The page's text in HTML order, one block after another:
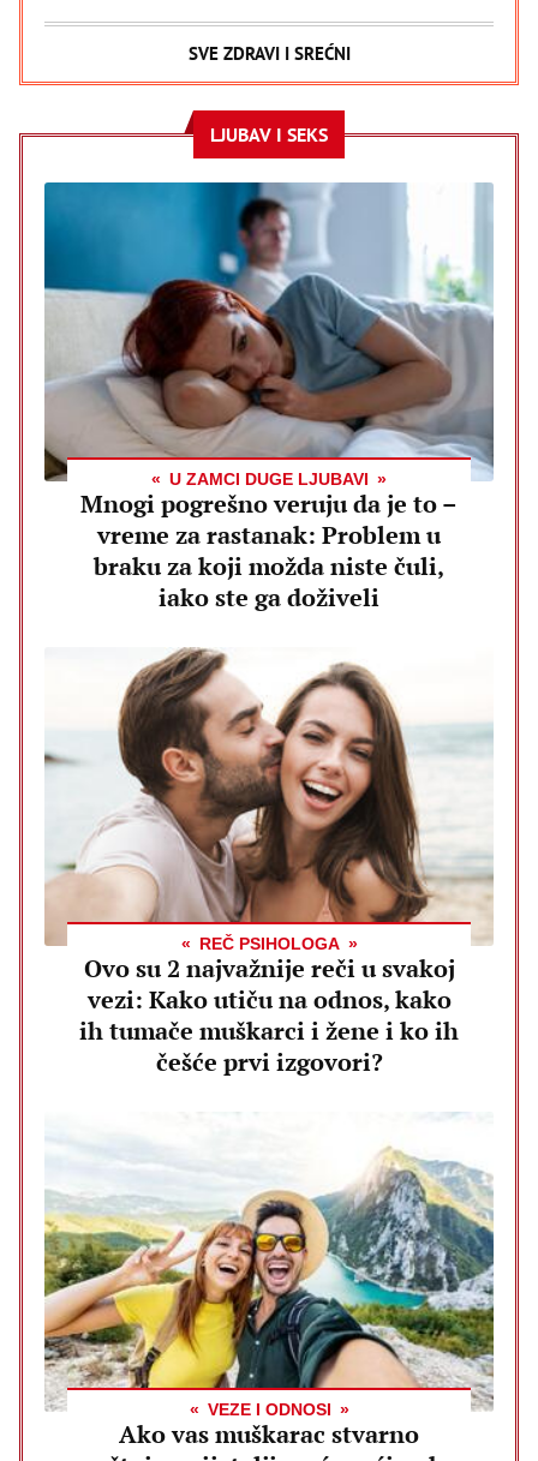
SVE ZDRAVI I SREĆNI
LJUBAV I SEKS
U ZAMCI DUGE LJUBAVI
Mnogi pogrešno veruju da je to –
vreme za rastanak: Problem u
braku za koji možda niste čuli,
iako ste ga doživeli
REČ PSIHOLOGA
Ovo su 2 najvažnije reči u svakoj
vezi: Kako utiču na odnos, kako
ih tumače muškarci i žene i ko ih
češće prvi izgovori?
VEZE I ODNOSI
Ako vas muškarac stvarno